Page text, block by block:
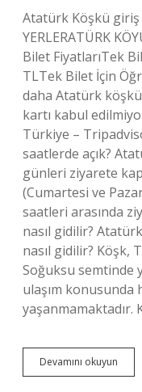
Atatürk Köşkü giriş
YERLERATÜRK
Bilet FiyatlarıTek
TLTek Bilet İçin
daha Atatürk
kartı kabul
Türkiye –
saatlerde açık?
günleri ziyarete
(Cumartesi ve
saatleri arasında
nasıl gidilir?
nasıl gidilir? Köşk,
Soğuksu semtinde
ulaşım
yaşanmamaktadır.
Devamını okuyun